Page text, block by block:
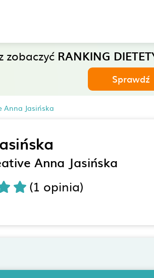
zobaczyć RANKING
Sprawdź
Anna Jasińska
Anna Jasińska
(1 opinia)